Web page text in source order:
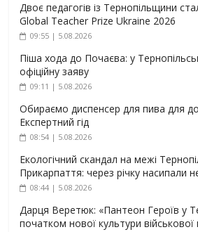
Двоє педагогів із Тернопільщини
Global Teacher Prize Ukraine 2026
09:55 | 5.08.2026
Піша хода до Почаєва: у
офіційну заяву
09:11 | 5.08.2026
Обираємо диспенсер для пива для
Експертний гід
08:54 | 5.08.2026
Екологічний скандал на межі
Прикарпаття: через річку насипали
08:44 | 5.08.2026
Дарця Веретюк: «Пантеон Героїв у
початком нової культури військової